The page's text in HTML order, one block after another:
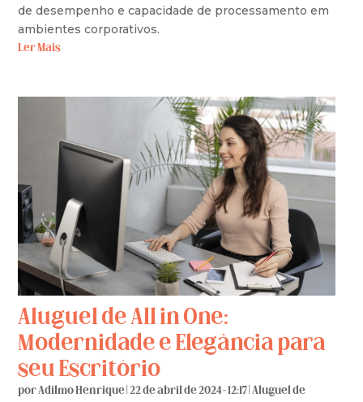
de desempenho e capacidade de processamento em
ambientes corporativos.
Ler Mais
Aluguel de All in One:
Modernidade e Elegância para
seu Escritório
porAdilmo Henrique |22 de abril de 2024 - 12:17 |Aluguel de